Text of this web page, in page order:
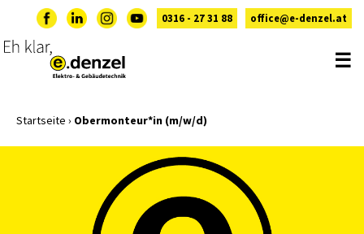
0316 - 27 31 88 office@e-denzel.at
☰
Startseite › Obermonteur*in (m/w/d)